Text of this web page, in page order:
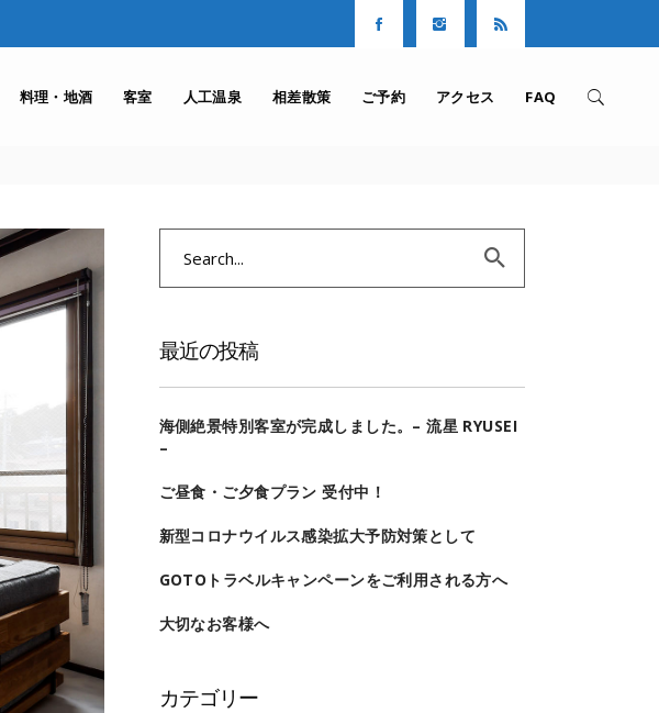
料理・地酒 客室 人工温泉 相差散策 ご予約 アクセス FAQ
最近の投稿
海側絶景特別客室が完成しました。– 流星 RYUSEI
–
ご昼食・ご夕食プラン 受付中！
新型コロナウイルス感染拡大予防対策として
GOTOトラベルキャンペーンをご利用される方へ
大切なお客様へ
カテゴリー